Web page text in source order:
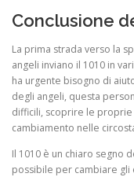
Conclusione
La prima strada verso la
angeli inviano il 1010 in
ha urgente bisogno di
degli angeli, questa
difficili, scoprire le
cambiamento nelle
Il 1010 è un chiaro segno
possibile per cambiare gli